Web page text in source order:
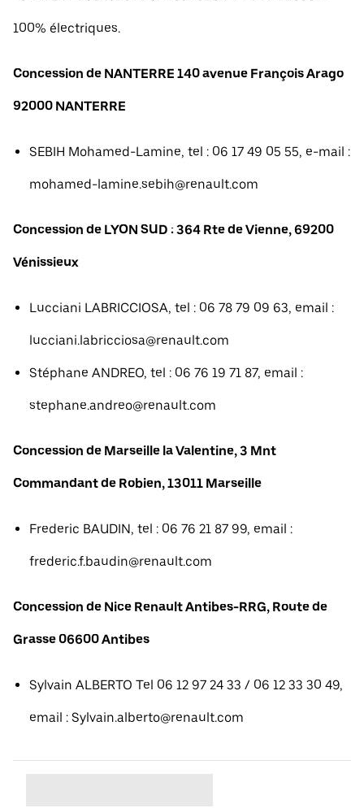
100% électriques.
Concession de NANTERRE 140 avenue François Arago
92000 NANTERRE
SEBIH Mohamed-Lamine, tel : 06 17 49 05 55, e-mail :
mohamed-lamine.sebih@renault.com
Concession de LYON SUD : 364 Rte de Vienne, 69200
Vénissieux
Lucciani LABRICCIOSA, tel : 06 78 79 09 63, email :
lucciani.labricciosa@renault.com
Stéphane ANDREO, tel : 06 76 19 71 87, email :
stephane.andreo@renault.com
Concession de Marseille la Valentine, 3 Mnt
Commandant de Robien, 13011 Marseille
Frederic BAUDIN, tel : 06 76 21 87 99, email :
frederic.f.baudin@renault.com
Concession de Nice Renault Antibes-RRG, Route de
Grasse 06600 Antibes
Sylvain ALBERTO Tel 06 12 97 24 33 / 06 12 33 30 49,
email : Sylvain.alberto@renault.com